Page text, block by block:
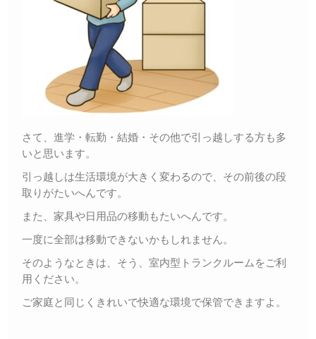
さて、進学・転勤・結婚・その他で引っ越しする方も多
いと思います。
引っ越しは生活環境が大きく変わるので、その前後の段
取りがたいへんです。
また、家具や日用品の移動もたいへんです。
一度に全部は移動できないかもしれません。
そのようなときは、そう、室内型トランクルームをご利
用ください。
ご家庭と同じくきれいで快適な環境で保管できますよ。